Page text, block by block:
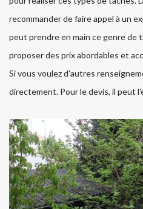
recommander de faire appel à un
peut prendre en main ce genre de
proposer des prix abordables et
Si vous voulez d'autres
directement. Pour le devis, il peut